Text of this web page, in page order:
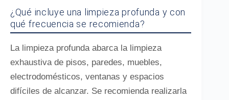
¿Qué incluye una limpieza profunda y con
qué frecuencia se recomienda?
La limpieza profunda abarca la limpieza
exhaustiva de pisos, paredes, muebles,
electrodomésticos, ventanas y espacios
difíciles de alcanzar. Se recomienda realizarla